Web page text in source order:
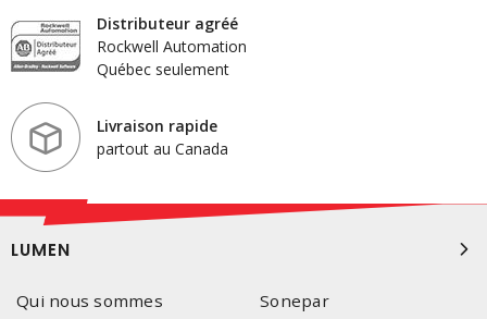
Distributeur agréé
Rockwell Automation
Québec seulement
Livraison rapide
partout au Canada
LUMEN
Qui nous sommes
Sonepar